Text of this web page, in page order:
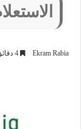
Ekram Rabia